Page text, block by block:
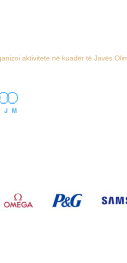
aktivitete në kuadër të Javës